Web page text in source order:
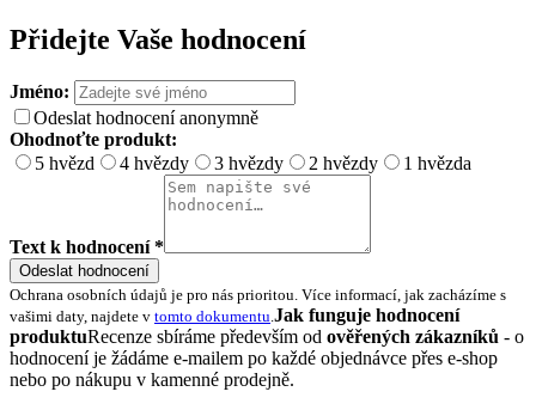
Přidejte Vaše hodnocení
Jméno:
Odeslat hodnocení anonymně
Ohodnoťte produkt:
5 hvězd
4 hvězdy 3 hvězdy 2 hvězdy 1 hvězda
Text k hodnocení *
Odeslat hodnocení
Ochrana osobních údajů je pro nás prioritou. Více informací, jak zacházíme s
vašimi daty, najdete v tomto dokumentu Jak funguje hodnocení
produktuRecenze sbíráme především od ověřených zákazníků - o
hodnocení je žádáme e-mailem po každé objednávce přes e-shop
nebo po nákupu v kamenné prodejně.